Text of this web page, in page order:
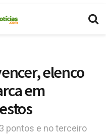
elenco
em
pontos e no terceiro